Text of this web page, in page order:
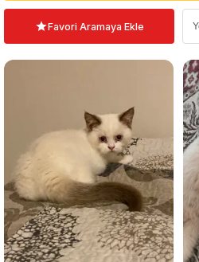
Favori Aramaya Ekle